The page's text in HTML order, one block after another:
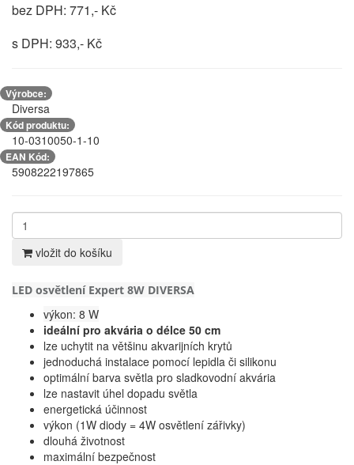
bez DPH: 771,- Kč
s DPH: 933,- Kč
Výrobce:
Diversa
Kód produktu:
10-0310050-1-10
EAN Kód:
5908222197865
vložit do košíku
LED osvětlení Expert 8W DIVERSA
výkon: 8 W
ideální pro akvária o délce 50 cm
lze uchytit na většinu akvarijních krytů
jednoduchá instalace pomocí lepidla či silikonu
optimální barva světla pro sladkovodní akvária
lze nastavit úhel dopadu světla
energetická účinnost
výkon (1W diody = 4W osvětlení zářivky)
dlouhá životnost
maximální bezpečnost